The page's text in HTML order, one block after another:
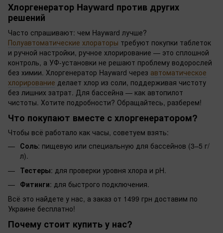
Хлоргенератор Hayward против других
решений
Часто спрашивают: чем Hayward лучше?
Полуавтоматические хлораторы требуют покупки таблеток
и ручной настройки, ручное хлорирование — это сплошной
контроль, а УФ-установки не решают проблему водорослей
без химии. Хлоргенератор Hayward через автоматическое
хлорирование делает хлор из соли, поддерживая чистоту
без лишних затрат. Для бассейна — как автопилот
чистоты. Хотите подробности? Обращайтесь, разберем!
Что покупают вместе с хлоргенератором?
Чтобы всё работало как часы, советуем взять:
Соль: пищевую или специальную для бассейнов (3–5 г/
л).
Тестеры: для проверки уровня хлора и pH.
Фитинги: для быстрого подключения.
Всё это найдете у нас, а заказ от 1499 грн доставим по
Украине бесплатно!
Почему стоит купить у нас?